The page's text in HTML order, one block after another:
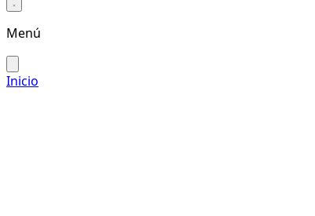
Menú
Inicio